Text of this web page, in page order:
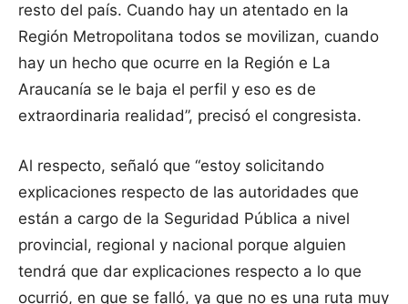
resto del país. Cuando hay un atentado en la
Región Metropolitana todos se movilizan, cuando
hay un hecho que ocurre en la Región e La
Araucanía se le baja el perfil y eso es de
extraordinaria realidad”, precisó el congresista.
Al respecto, señaló que “estoy solicitando
explicaciones respecto de las autoridades que
están a cargo de la Seguridad Pública a nivel
provincial, regional y nacional porque alguien
tendrá que dar explicaciones respecto a lo que
ocurrió, en que se falló, ya que no es una ruta muy